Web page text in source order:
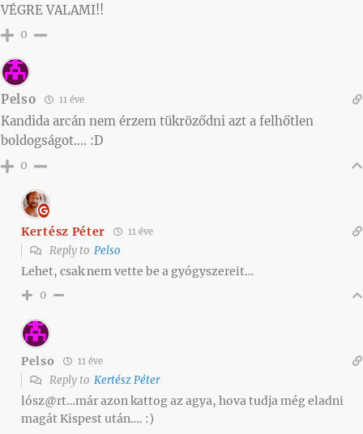
VÉGRE VALAMI!!
0
Pelso 11 éve
Kandida arcán nem érzem tükröződni azt a felhőtlen
boldogságot…. :D
0
Kertész Péter 11 éve
Reply to Pelso
Lehet, csak nem vette be a gyógyszereit…
0
Pelso 11 éve
Reply to Kertész Péter
lósz@rt…már azon kattog az agya, hova tudja még eladni
magát Kispest után…. :)